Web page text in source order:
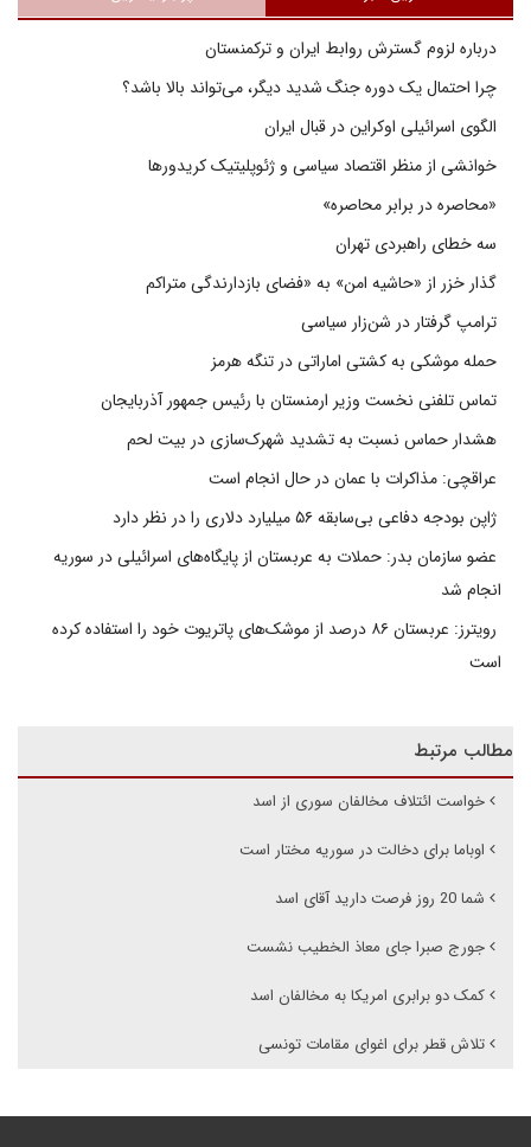
درباره لزوم گسترش روابط ایران و ترکمنستان
چرا احتمال یک دوره جنگ شدید دیگر، می‌تواند بالا باشد؟
الگوی اسرائیلی اوکراین در قبال ایران
خوانشی از منظر اقتصاد سیاسی و ژئوپلیتیک کریدورها
«محاصره در برابر محاصره»
سه خطای راهبردی تهران
گذار خزر از «حاشیه امن» به «فضای بازدارندگی متراکم
ترامپ گرفتار در شن‌زار سیاسی
حمله موشکی به کشتی اماراتی در تنگه هرمز
تماس تلفنی نخست وزیر ارمنستان با رئیس جمهور آذربایجان
هشدار حماس نسبت به تشدید شهرک‌سازی در بیت‌ لحم
عراقچی: مذاکرات با عمان در حال انجام است
ژاپن بودجه دفاعی بی‌سابقه ۵۶ میلیارد دلاری را در نظر دارد
عضو سازمان بدر: حملات به عربستان از پایگاه‌های اسرائیلی در سوریه
انجام شد
رویترز: عربستان ۸۶ درصد از موشک‌های پاتریوت خود را استفاده کرده
است
مطالب مرتبط
خواست‌ ائتلاف مخالفان سوری از اسد
اوباما برای دخالت در سوریه مختار است
شما 20 روز فرصت دارید آقای اسد
جورج صبرا جای معاذ الخطیب نشست
کمک دو برابری امریکا به مخالفان اسد
تلاش قطر برای اغوای مقامات تونسی